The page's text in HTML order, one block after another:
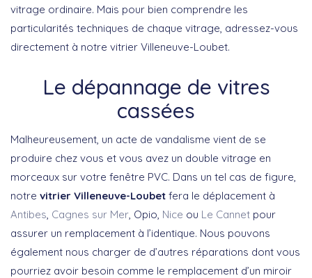
vitrage ordinaire. Mais pour bien comprendre les
particularités techniques de chaque vitrage, adressez-vous
directement à notre vitrier Villeneuve-Loubet.
Le dépannage de vitres
cassées
Malheureusement, un acte de vandalisme vient de se
produire chez vous et vous avez un double vitrage en
morceaux sur votre fenêtre PVC. Dans un tel cas de figure,
notre vitrier Villeneuve-Loubet fera le déplacement à
Antibes Cagnes sur Mer , Opio, Nice ou Le Cannet pour
assurer un remplacement à l’identique. Nous pouvons
également nous charger de d’autres réparations dont vous
pourriez avoir besoin comme le remplacement d’un miroir